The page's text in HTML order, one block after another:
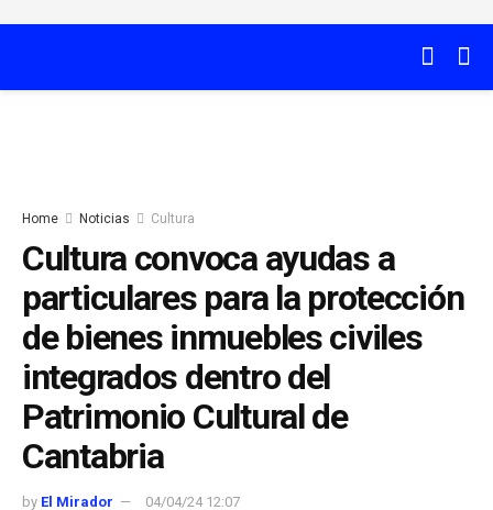
Home Noticias Cultura
Cultura convoca ayudas a
particulares para la protección
de bienes inmuebles civiles
integrados dentro del
Patrimonio Cultural de
Cantabria
by El Mirador 04/04/24 12:07